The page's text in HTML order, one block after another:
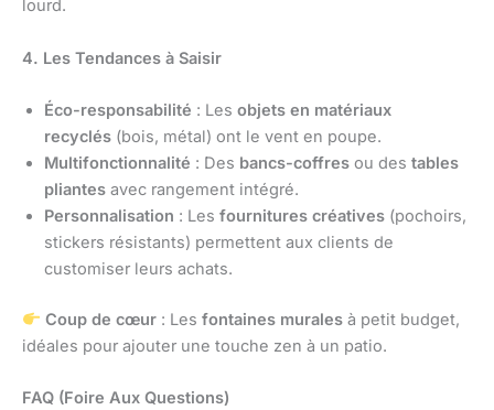
lourd.
4. Les Tendances à Saisir
Éco-responsabilité : Les objets en matériaux
recyclés (bois, métal) ont le vent en poupe.
Multifonctionnalité : Des bancs-coffres ou des tables
pliantes avec rangement intégré.
Personnalisation : Les fournitures créatives (pochoirs,
stickers résistants) permettent aux clients de
customiser leurs achats.
Coup de cœur: Les fontaines muralesà petit budget,
idéales pour ajouter une touche zen à un patio.
FAQ (Foire Aux Questions)